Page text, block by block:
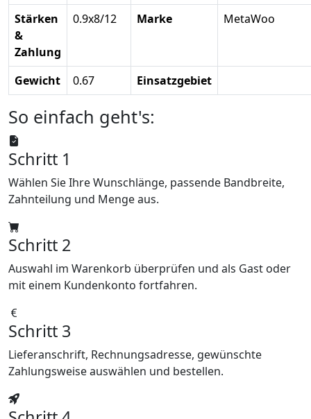
Stärken
&
Zahlung
0.9x8/12 Marke MetaWoo
Gewicht 0.67 Einsatzgebiet
So einfach geht's:
Schritt 1
Wählen Sie Ihre Wunschlänge, passende Bandbreite,
Zahnteilung und Menge aus.
Schritt 2
Auswahl im Warenkorb überprüfen und als Gast oder
mit einem Kundenkonto fortfahren.
Schritt 3
Lieferanschrift, Rechnungsadresse, gewünschte
Zahlungsweise auswählen und bestellen.